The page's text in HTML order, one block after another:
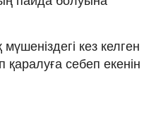
кез келген
қаралуға себеп екенін